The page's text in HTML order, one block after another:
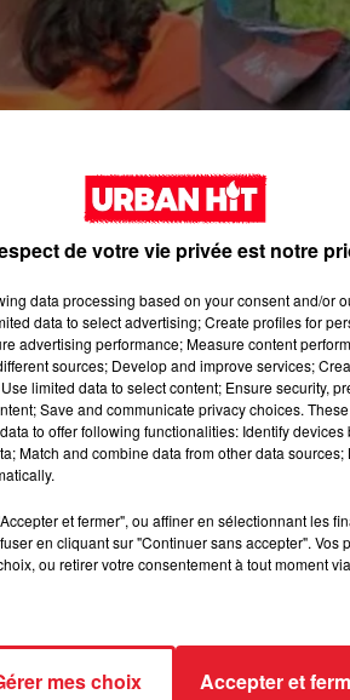
mois, mettant en lumière des
Jérôme Barella, visé par des
le 22 juin 2023 révèle un
Barella de viols répétés. Les
entreprise pendant neuf mois. Pas
d'Auch, avec une transmission par
de votre vie privée est notre
data processing based on your consent and/or
data to select advertising; Create profiles for
advertising performance; Measure content
sources; Develop and improve services;
limited data to select content; Ensure security,
Save and communicate privacy choices.
to offer following functionalities: Identify
Match and combine data from other data
et fermer", ou affiner en sélectionnant les
en cliquant sur "Continuer sans accepter".
ou retirer votre consentement à tout moment
mes choix Accepter et